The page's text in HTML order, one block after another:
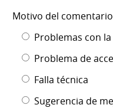
Motivo del
Problemas con
Problema de
Falla técnica
Sugerencia de